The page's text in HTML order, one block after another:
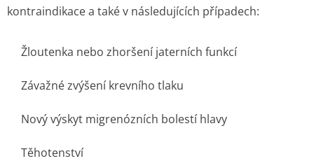
kontraindikace a také v následujících případech:
Žloutenka nebo zhoršení jaterních funkcí
Závažné zvýšení krevního tlaku
Nový výskyt migrenózních bolestí hlavy
Těhotenství